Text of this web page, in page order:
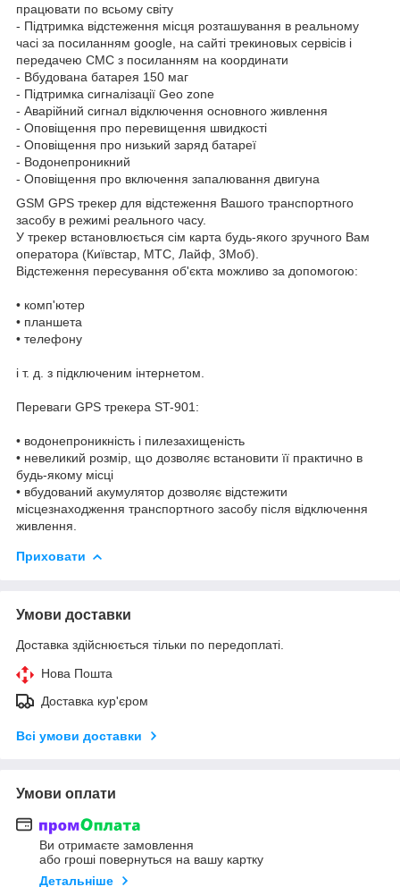
працювати по всьому світу
- Підтримка відстеження місця розташування в реальному
часі за посиланням google, на сайті трекиновых сервісів і
передачею СМС з посиланням на координати
- Вбудована батарея 150 маг
- Підтримка сигналізації Geo zone
- Аварійний сигнал відключення основного живлення
- Оповіщення про перевищення швидкості
- Оповіщення про низький заряд батареї
- Водонепроникний
- Оповіщення про включення запалювання двигуна
GSM GPS трекер для відстеження Вашого транспортного
засобу в режимі реального часу.
У трекер встановлюється сім карта будь-якого зручного Вам
оператора (Київстар, МТС, Лайф, 3Моб).
Відстеження пересування об'єкта можливо за допомогою:
• комп'ютер
• планшета
• телефону
і т. д. з підключеним інтернетом.
Переваги GPS трекера ST-901:
• водонепроникність і пилезахищеність
• невеликий розмір, що дозволяє встановити її практично в
будь-якому місці
• вбудований акумулятор дозволяє відстежити
місцезнаходження транспортного засобу після відключення
живлення.
Приховати
Умови доставки
Доставка здійснюється тільки по передоплаті.
Нова Пошта
Доставка кур'єром
Всі умови доставки
Умови оплати
Ви отримаєте замовлення
або гроші повернуться на вашу картку
Детальніше